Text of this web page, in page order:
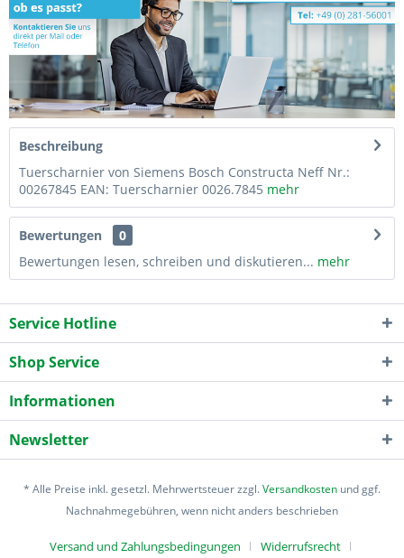
Beschreibung
Tuerscharnier von Siemens Bosch Constructa Neff Nr.:
00267845 EAN: Tuerscharnier 0026.7845 mehr
Bewertungen
0
Bewertungen lesen, schreiben und diskutieren... mehr
Service Hotline
Shop Service
Informationen
Newsletter
* Alle Preise inkl. gesetzl. Mehrwertsteuer zzgl.Versandkosten und ggf.
Nachnahmegebühren, wenn nicht anders beschrieben
Versand und Zahlungsbedingungen Widerrufsrecht